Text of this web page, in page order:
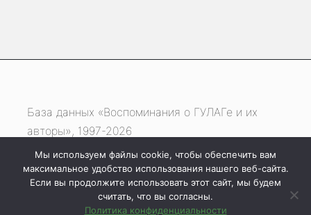
База данных «Воспоминания о ГУЛАГе и их
авторы», 1997-2026
Если вы нашли ошибку, выделите фрагмент
текста и нажмите одновременно
клавиши Ctrl
Мы используем файлы cookie, чтобы обеспечить вам
максимальное удобство использования нашего веб-сайта.
Если вы продолжите использовать этот сайт, мы будем
считать, что вы согласны.
Политика конфиденциальности